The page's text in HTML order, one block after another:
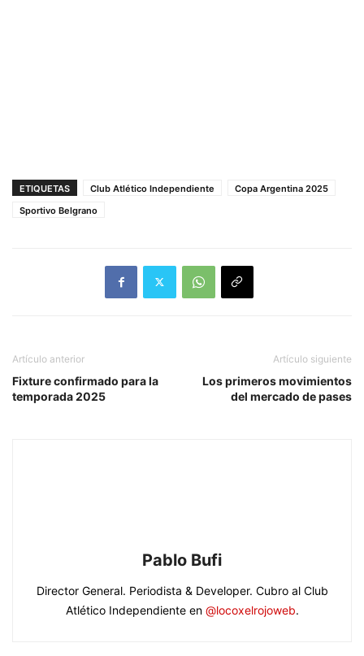
ETIQUETAS Club Atlético Independiente
Copa Argentina 2025
Sportivo Belgrano
Artículo anterior
Fixture confirmado para la
temporada 2025
Artículo siguiente
Los primeros movimientos
del mercado de pases
Pablo Bufi
Director General. Periodista & Developer. Cubro al Club
Atlético Independiente en @locoxelrojoweb.